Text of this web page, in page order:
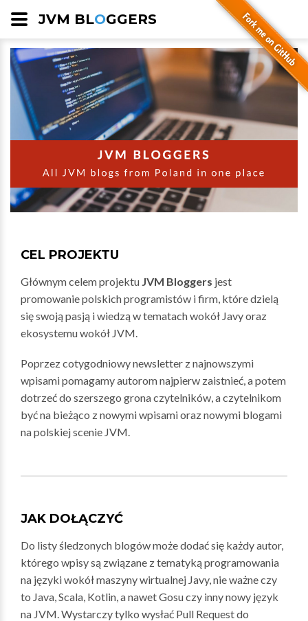
JVM BLOGGERS
CEL PROJEKTU
Głównym celem projektu JVM Bloggers jest
promowanie polskich programistów i firm, które dzielą
się swoją pasją i wiedzą w tematach wokół Javy oraz
ekosystemu wokół JVM.
Poprzez cotygodniowy newsletter z najnowszymi
wpisami pomagamy autorom najpierw zaistnieć, a potem
dotrzeć do szerszego grona czytelników, a czytelnikom
być na bieżąco z nowymi wpisami oraz nowymi blogami
na polskiej scenie JVM.
JAK DOŁĄCZYĆ
Do listy śledzonych blogów może dodać się każdy autor,
którego wpisy są związane z tematyką programowania
na języki wokół maszyny wirtualnej Javy, nie ważne czy
to Java, Scala, Kotlin, a nawet Gosu czy inny nowy język
na JVM. Wystarczy tylko wysłać Pull Request do